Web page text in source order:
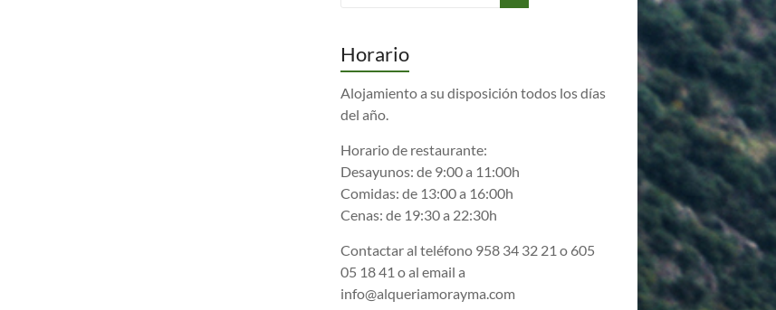
Horario
Alojamiento a su disposición todos los días
del año.
Horario de restaurante:
Desayunos: de 9:00 a 11:00h
Comidas: de 13:00 a 16:00h
Cenas: de 19:30 a 22:30h
Contactar al teléfono 958 34 32 21 o 605
05 18 41 o al email a
info@alqueriamorayma.com